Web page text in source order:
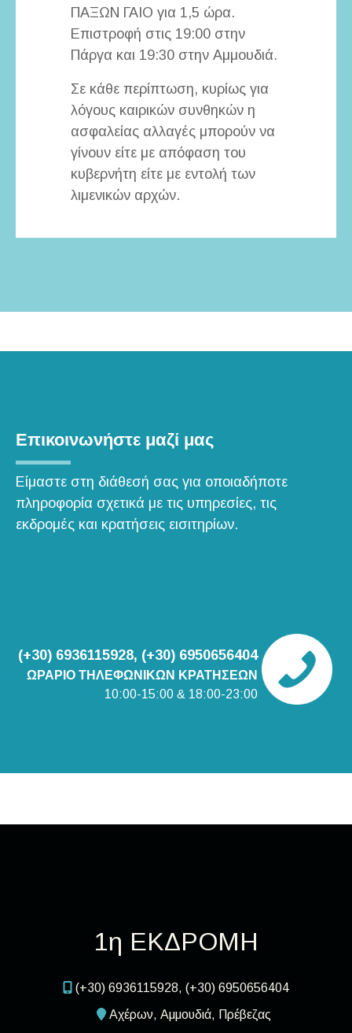
ΠΑΞΩΝ ΓΑΙΟ για 1,5 ώρα.
Επιστροφή στις 19:00 στην
Πάργα και 19:30 στην Αμμουδιά.
Σε κάθε περίπτωση, κυρίως για
λόγους καιρικών συνθηκών η
ασφαλείας αλλαγές μπορούν να
γίνουν είτε με απόφαση του
κυβερνήτη είτε με εντολή των
λιμενικών αρχών.
Επικοινωνήστε μαζί μας
Είμαστε στη διάθεσή σας για οποιαδήποτε
πληροφορία σχετικά με τις υπηρεσίες, τις
εκδρομές και κρατήσεις εισιτηρίων.
(+30) 6936115928, (+30) 6950656404
ΩΡΑΡΙΟ ΤΗΛΕΦΩΝΙΚΩΝ ΚΡΑΤΗΣΕΩΝ
10:00-15:00 & 18:00-23:00
1η ΕΚΔΡΟΜΗ
(+30) 6936115928, (+30) 6950656404
Αχέρων, Αμμουδιά, Πρέβεζας